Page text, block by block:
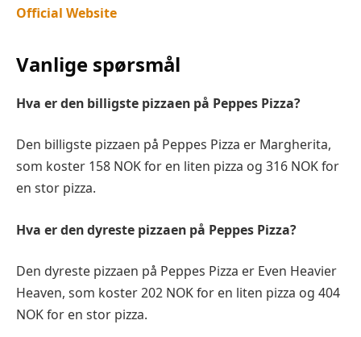
Official Website
Vanlige spørsmål
Hva er den billigste pizzaen på Peppes Pizza?
Den billigste pizzaen på Peppes Pizza er Margherita,
som koster 158 NOK for en liten pizza og 316 NOK for
en stor pizza.
Hva er den dyreste pizzaen på Peppes Pizza?
Den dyreste pizzaen på Peppes Pizza er Even Heavier
Heaven, som koster 202 NOK for en liten pizza og 404
NOK for en stor pizza.